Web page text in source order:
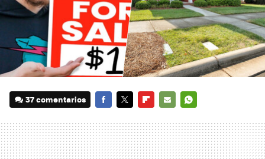
37 comentarios
MAIL